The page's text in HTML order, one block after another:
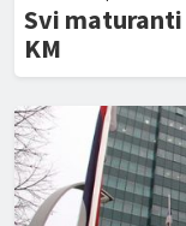
Svi maturanti
KM